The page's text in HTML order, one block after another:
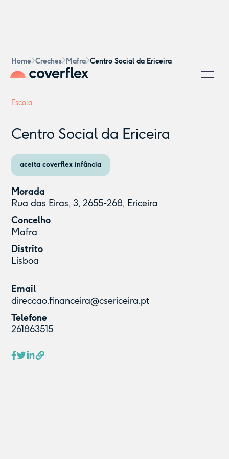
Home Creches Mafra Centro Social da Ericeira
Escola
Centro Social da Ericeira
aceita coverflex infância
Morada
Rua das Eiras, 3, 2655-268, Ericeira
Concelho
Mafra
Distrito
Lisboa
Email
direccao.financeira@csericeira.pt
Telefone
261863515